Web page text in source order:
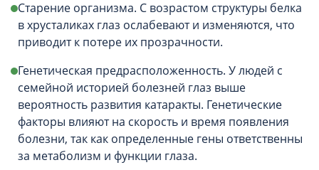
Старение организма. С возрастом структуры белка
в хрусталиках глаз ослабевают и изменяются, что
приводит к потере их прозрачности.
Генетическая предрасположенность. У людей с
семейной историей болезней глаз выше
вероятность развития катаракты. Генетические
факторы влияют на скорость и время появления
болезни, так как определенные гены ответственны
за метаболизм и функции глаза.